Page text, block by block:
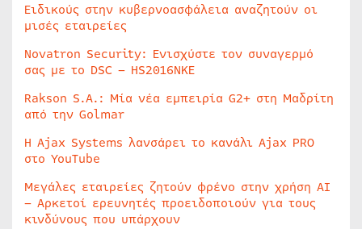
Ειδικούς στην κυβερνοασφάλεια αναζητούν οι
μισές εταιρείες
Novatron Security: Ενισχύστε τον συναγερμό
σας με το DSC – HS2016NKE
Rakson S.A.: Μία νέα εμπειρία G2+ στη Μαδρίτη
από την Golmar
Η Ajax Systems λανσάρει το κανάλι Ajax PRO
στο YouTube
Μεγάλες εταιρείες ζητούν φρένο στην χρήση AI
– Αρκετοί ερευνητές προειδοποιούν για τους
κινδύνους που υπάρχουν